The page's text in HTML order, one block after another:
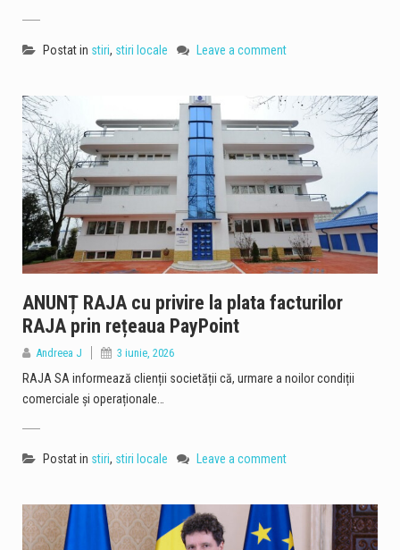
Postat in stiri, stiri locale Leave a comment
ANUNȚ RAJA cu privire la plata facturilor
RAJA prin rețeaua PayPoint
Andreea J 3 iunie, 2026
RAJA SA informează clienții societății că, urmare a noilor condiții
comerciale și operaționale…
Postat in stiri, stiri locale Leave a comment